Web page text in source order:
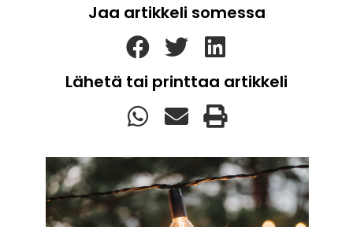
Jaa artikkeli somessa
Lähetä tai printtaa artikkeli